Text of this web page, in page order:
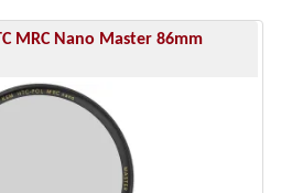
MRC Nano Master 86mm